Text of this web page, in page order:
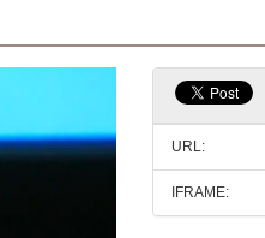
URL:
IFRAME: